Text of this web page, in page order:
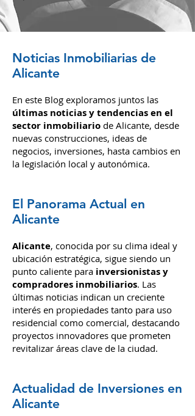
Noticias Inmobiliarias de
Alicante
En este Blog exploramos juntos las
últimas noticias y tendencias en el
sector inmobiliario de Alicante, desde
nuevas construcciones, ideas de
negocios, inversiones, hasta cambios en
la legislación local y autonómica.
El Panorama Actual en
Alicante
Alicante, conocida por su clima ideal y
ubicación estratégica, sigue siendo un
punto caliente para inversionistas y
compradores inmobiliarios. Las
últimas noticias indican un creciente
interés en propiedades tanto para uso
residencial como comercial, destacando
proyectos innovadores que prometen
revitalizar áreas clave de la ciudad.
Actualidad de Inversiones en
Alicante